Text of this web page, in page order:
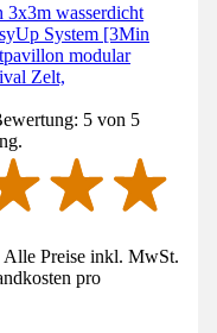
wasserdicht
System [3Min
modular
Zelt,
5 von 5
Preise inkl. MwSt.
pro